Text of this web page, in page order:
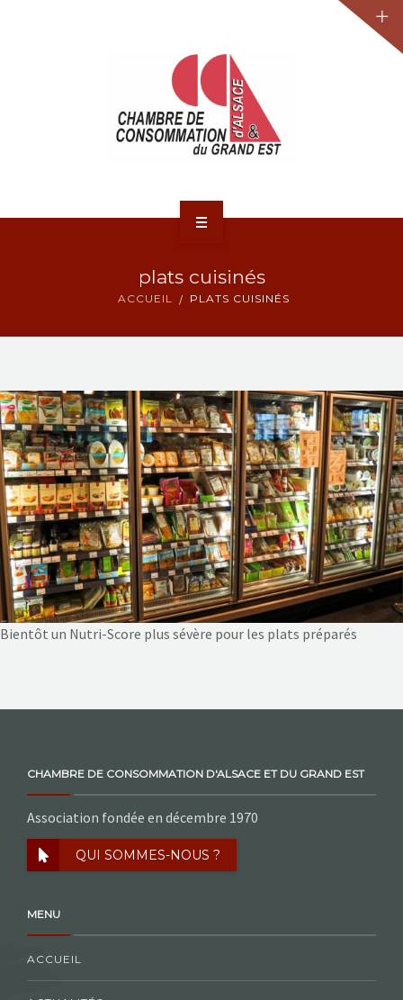
NOS ACTIONS
CONTACT
plats cuisinés
ACCUEIL PLATS CUISINÉS
Bientôt un Nutri-Score plus sévère pour les plats préparés
CHAMBRE DE CONSOMMATION D'ALSACE ET DU GRAND EST
Association fondée en décembre 1970
QUI SOMMES-NOUS ?
MENU
ACCUEIL